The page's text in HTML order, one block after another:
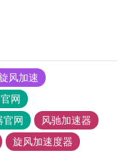
风加速
网
官网
风驰加速器
旋风加速度器